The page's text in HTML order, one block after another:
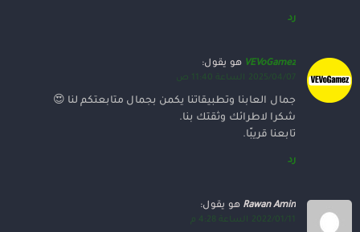
رد
VEVoGamez هو يقول:
2025/04/07 الساعة 11:40 ص
جمال العابنا وتطبيقاتنا يكمن بجمال متابعتكم لنا 😍
شكرا لاطرائك وثقتك بنا.
تابعنا قريبََا.
رد
Rawan Amin هو يقول:
2022/01/11 الساعة 4:28 م